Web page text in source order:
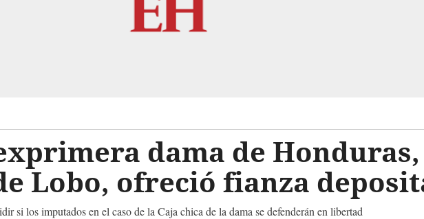
dama de Honduras,
Lobo, ofreció fianza
si los imputados en el caso de la Caja chica de la dama se defenderán en libertad